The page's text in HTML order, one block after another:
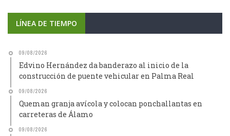
LÍNEA DE TIEMPO
09/08/2026
Edvino Hernández da banderazo al inicio de la
construcción de puente vehicular en Palma Real
09/08/2026
Queman granja avícola y colocan ponchallantas en
carreteras de Álamo
09/08/2026